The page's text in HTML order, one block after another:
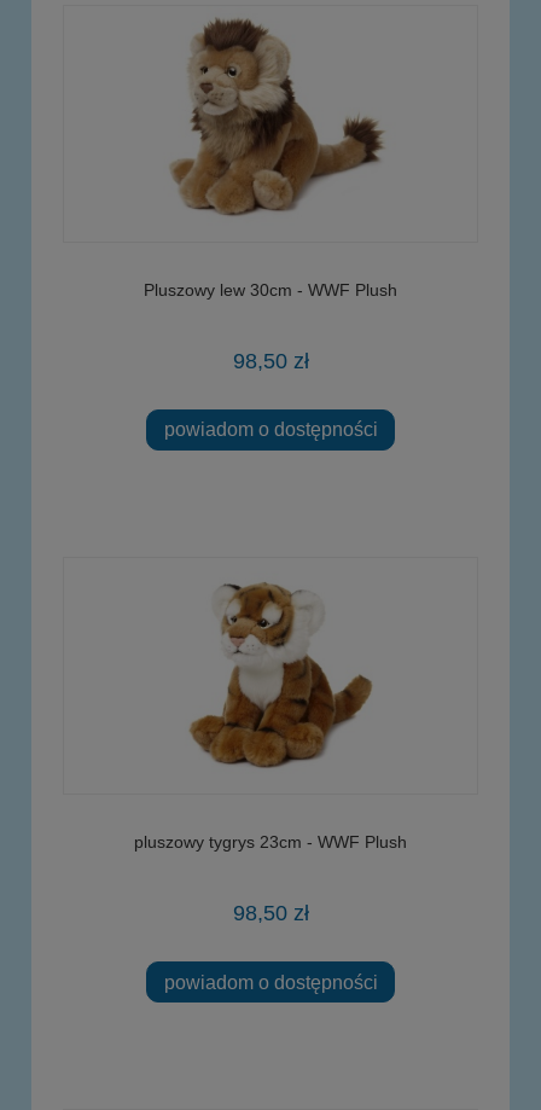
Pluszowy lew 30cm - WWF Plush
98,50 zł
powiadom o dostępności
pluszowy tygrys 23cm - WWF Plush
98,50 zł
powiadom o dostępności